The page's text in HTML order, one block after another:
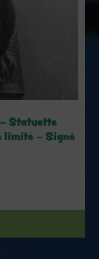
Statuette
limité – Signé